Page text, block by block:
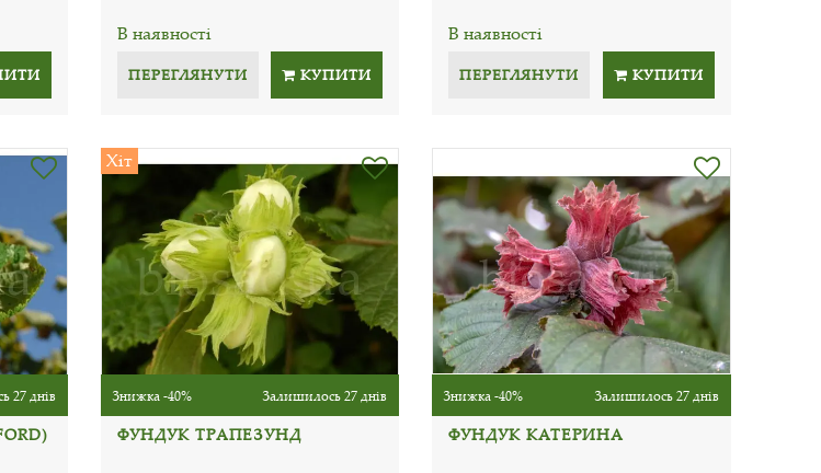
В наявності
ПЕРЕГЛЯНУТИ КУПИТИ
В наявності
ПЕРЕГЛЯНУТИ КУПИТИ
27 днів
Хіт
Знижка -40% Залишилось 27 днів
ФУНДУК ТРАПЕЗУНД
Знижка -40% Залишилось 27 днів
ФУНДУК КАТЕРИНА